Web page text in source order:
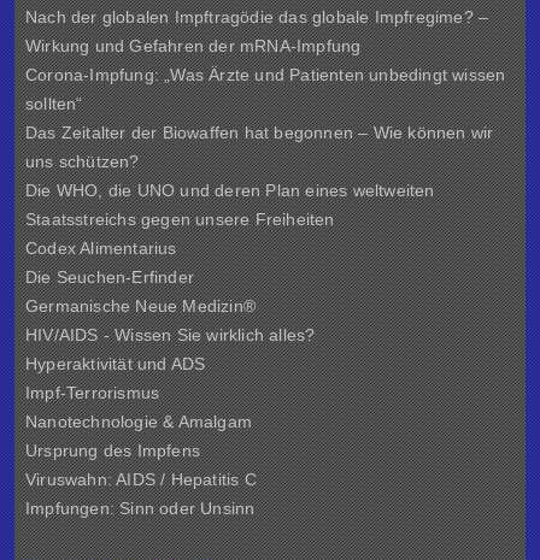
Nach der globalen Impftragödie das globale Impfregime? –
Wirkung und Gefahren der mRNA-Impfung
Corona-Impfung: „Was Ärzte und Patienten unbedingt wissen
sollten“
Das Zeitalter der Biowaffen hat begonnen – Wie können wir
uns schützen?
Die WHO, die UNO und deren Plan eines weltweiten
Staatsstreichs gegen unsere Freiheiten
Codex Alimentarius
Die Seuchen-Erfinder
Germanische Neue Medizin®
HIV/AIDS - Wissen Sie wirklich alles?
Hyperaktivität und ADS
Impf-Terrorismus
Nanotechnologie & Amalgam
Ursprung des Impfens
Viruswahn: AIDS / Hepatitis C
Impfungen: Sinn oder Unsinn